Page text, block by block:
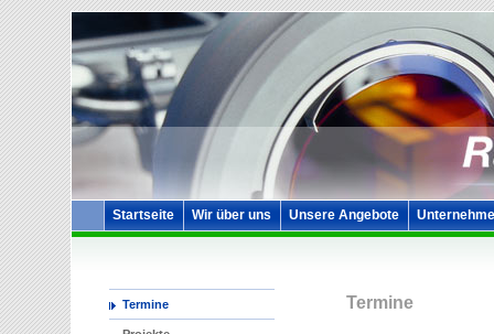
Startseite Wir über uns Unsere Angebote
Termine Termine